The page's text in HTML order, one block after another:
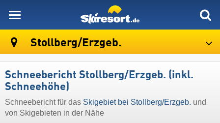
Stollberg/​Erzgeb.
Schneebericht Stollberg/​Erzgeb. (inkl.
Schneehöhe)
Schneebericht für das Skigebiet bei Stollberg/​Erzgeb. und
von Skigebieten in der Nähe